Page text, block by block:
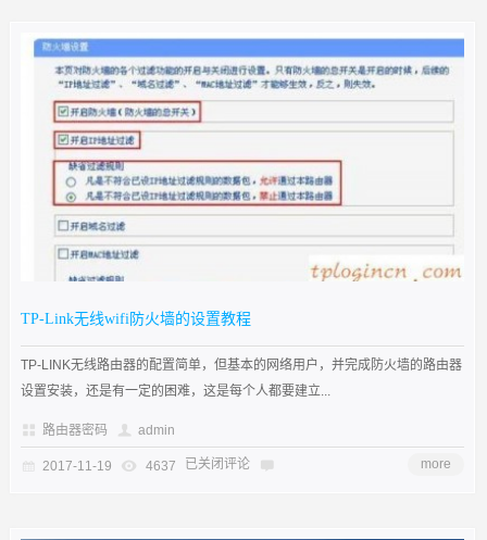
TP-Link无线wifi防火墙的设置教程
TP-LINK无线路由器的配置简单，但基本的网络用户，并完成防火墙的路由器
设置安装，还是有一定的困难，这是每个人都要建立...
路由器密码 admin
2017-11-19 4637 已关闭评论 more